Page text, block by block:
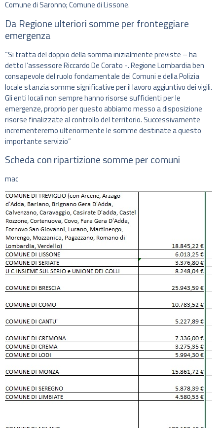
Comune di Saronno; Comune di Lissone.
Da Regione ulteriori somme per fronteggiare
emergenza
“Si tratta del doppio della somma inizialmente previste – ha
detto l’assessore Riccardo De Corato -. Regione Lombardia ben
consapevole del ruolo fondamentale dei Comuni e della Polizia
locale stanzia somme significative per il lavoro aggiuntivo dei vigili.
Gli enti locali non sempre hanno risorse sufficienti per le
emergenze, proprio per questo abbiamo messo a disposizione
risorse finalizzate al controllo del territorio. Successivamente
incrementeremo ulteriormente le somme destinate a questo
importante servizio”
Scheda con ripartizione somme per comuni
mac